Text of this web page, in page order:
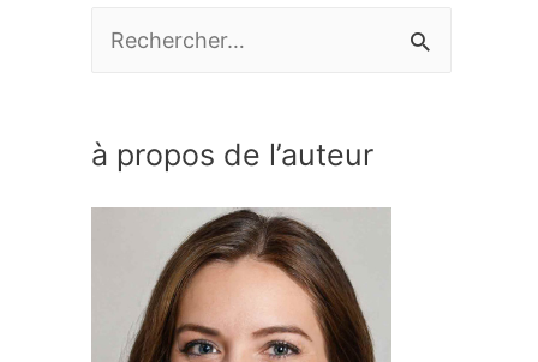
h
à propos de l’auteur